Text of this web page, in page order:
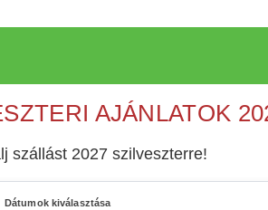
AJÁNLATOK
szállást 2027 szilveszterre!
Dátumok kiválasztása